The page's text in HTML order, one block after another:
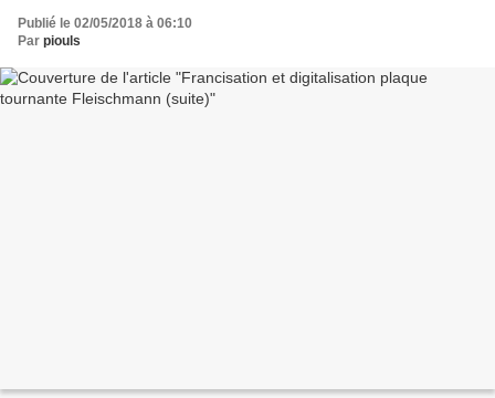
Publié le 02/05/2018 à 06:10
Par piouls